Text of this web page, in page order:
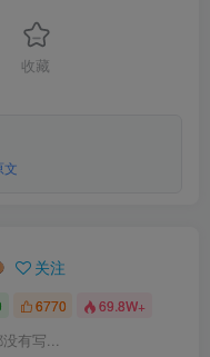
收藏
文
关注
6770 69.8W+
有写...